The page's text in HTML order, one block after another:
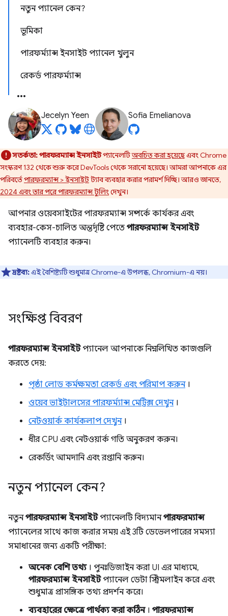
নতুন প্যানেল কেন?
ভূমিকা
পারফর্ম্যান্স ইনসাইট প্যানেল খুলুন
রেকর্ড পারফর্ম্যান্স
Jecelyn Yeen Sofia Emelianova
সতর্কতা:পারফরম্যান্স ইনসাইটপ্যানেলটিঅবচিত করা হয়েছেএবং Chrome
সংস্করণ 132 থেকে শুরু করে DevTools থেকে সরানো হয়েছে। আমরা আপনাকে এর
পরিবর্তেপারফরম্যান্স > ইনসাইটট্যাব ব্যবহার করার পরামর্শ দিচ্ছি। আরও জানতে,
2024 এবং তার পরে পারফরম্যান্স টুলিংদেখুন।
আপনার ওয়েবসাইটের পারফরম্যান্স সম্পর্কে কার্যকর এবং
ব্যবহার-কেস-চালিত অন্তর্দৃষ্টি পেতে পারফরম্যান্স ইনসাইট
প্যানেলটি ব্যবহার করুন।
দ্রষ্টব্য:এই বৈশিষ্ট্যটি শুধুমাত্র Chrome-এ উপলব্ধ, Chromium-এ নয়।
সংক্ষিপ্ত বিবরণ
পারফরম্যান্স ইনসাইটপ্যানেল আপনাকে নিম্নলিখিত কাজগুলি
করতে দেয়:
পৃষ্ঠা লোড কর্মক্ষমতা রেকর্ড এবং পরিমাপ করুন।
ওয়েব ভাইটালসের পারফর্ম্যান্স মেট্রিক্স দেখুন।
নেটওয়ার্ক কার্যকলাপ দেখুন।
ধীর CPU এবং নেটওয়ার্ক গতি অনুকরণ করুন।
রেকর্ডিং আমদানি এবং রপ্তানি করুন।
নতুন প্যানেল কেন?
নতুনপারফরম্যান্স ইনসাইটপ্যানেলটি বিদ্যমানপারফরম্যান্স
প্যানেলের সাথে কাজ করার সময় এই 3টি ডেভেলপারের সমস্যা
সমাধানের জন্য একটি পরীক্ষা:
অনেক বেশি তথ্য। পুনঃডিজাইন করা UI এর মাধ্যমে,
পারফরম্যান্স ইনসাইটপ্যানেল ডেটা স্ট্রিমলাইন করে এবং
শুধুমাত্র প্রাসঙ্গিক তথ্য প্রদর্শন করে।
ব্যবহারের ক্ষেত্রে পার্থক্য করা কঠিন। পারফরম্যান্স